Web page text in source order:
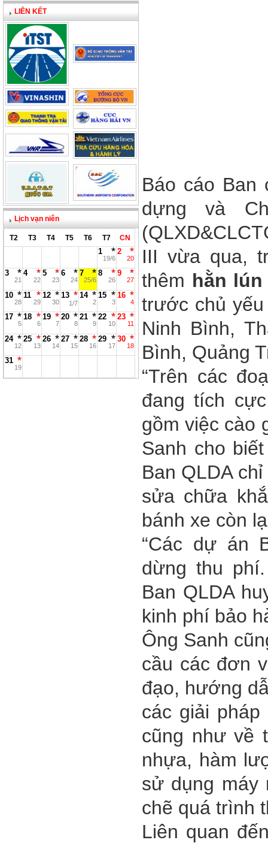
LIÊN KẾT
Lịch vạn niên
T2 T3 T4 T5 T6 T7 CN
1
19/6
2
20
3
21
4
22
5
23
6
24
7
25/6
8
26
9
27
10
28
11
29
12
30
13
1/7
14
2
15
3
16
4
17
5
18
6
19
7
20
8
21
9
22
10
23
11
24
12
25
13
26
14
27
15
28
16
29
17
30
18
31
19
Báo cáo Ban
dựng và
III vừa qua,
thêm hằn lún
trước chủ
Ninh Bình,
Bình, Quảng
“Trên các
đang tích
gồm việc cào
Sanh cho
Ban QLDA
sửa chữa
bánh xe còn
“Các dự án
dừng thu
Ban QLDA
kinh phí bảo
Ông Sanh
cầu các đơn
đạo, hướng
các giải
cũng như về
nhựa, hàm
sử dụng máy
chẽ quá trình
Liên quan